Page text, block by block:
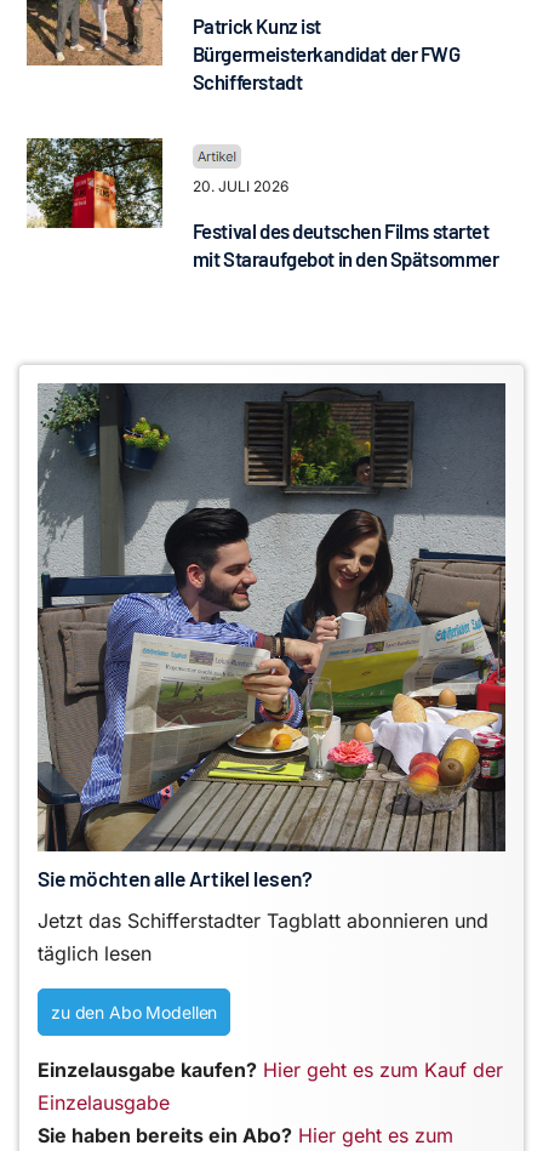
Patrick Kunz ist
Bürgermeisterkandidat der FWG
Schifferstadt
20. JULI 2026
Festival des deutschen Films startet
mit Staraufgebot in den Spätsommer
Sie möchten alle Artikel lesen?
Jetzt das Schifferstadter Tagblatt abonnieren und
täglich lesen
zu den Abo Modellen
Einzelausgabe kaufen? Hier geht es zum Kauf der
Einzelausgabe
Sie haben bereits ein Abo? Hier geht es zum